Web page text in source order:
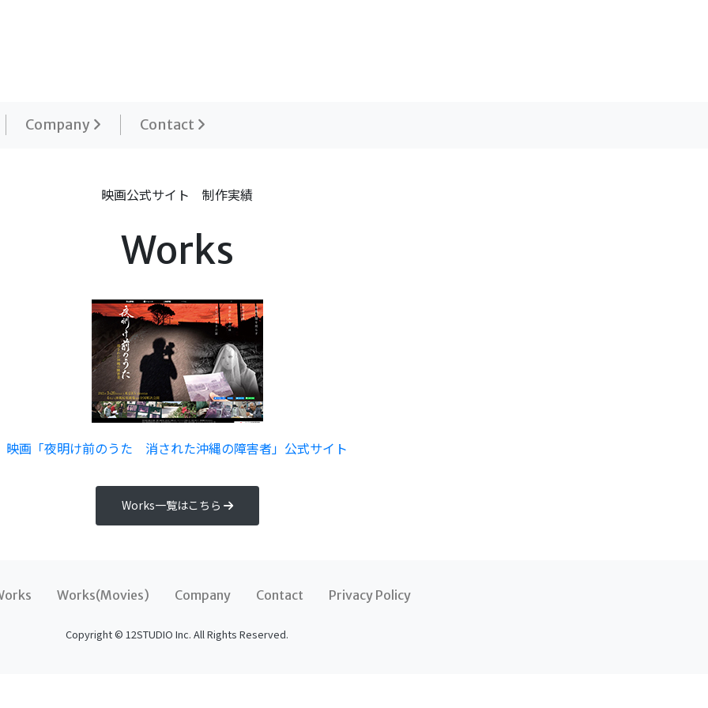
Company Contact
映画公式サイト 制作実績
Works
映画「夜明け前のうた 消された沖縄の障害者」公式サイト
Works一覧はこちら
Works(Movies) Company Contact Privacy Policy
Copyright © 12STUDIO Inc. All Rights Reserved.